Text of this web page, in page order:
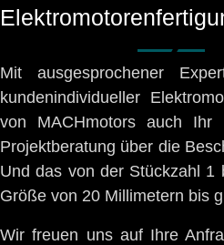
Mit ausgesprochener
kundenindividueller
von MACHmotors auch
Projektberatung über die
Und das von der Stückzahl
Größe von 20 Millimetern bis
Wir freuen uns auf Ihre